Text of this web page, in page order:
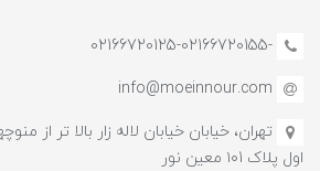
-02166720125-02166720155
info@moeinnour.com
تهران، خیابان خیابان لاله زار بالا تر از
اول پلاک ۱۰1 معین نور